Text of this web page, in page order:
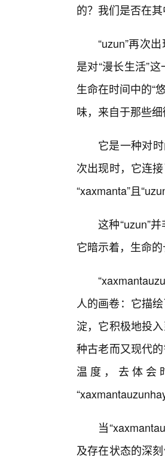
的？我们是否在
“uzun”再次
是对“漫长生活”
生命在时间中的“
味，来自于那些细
它是一种对
次出现时，它连
“xaxmanta”且
这种“uzun”
它暗示着，生命
人的画卷：它描
淀，它积极地投
种古老而又现代
温度，去体会
当
及存在状态的深